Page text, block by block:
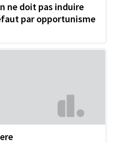
ne doit pas induire
par opportunisme